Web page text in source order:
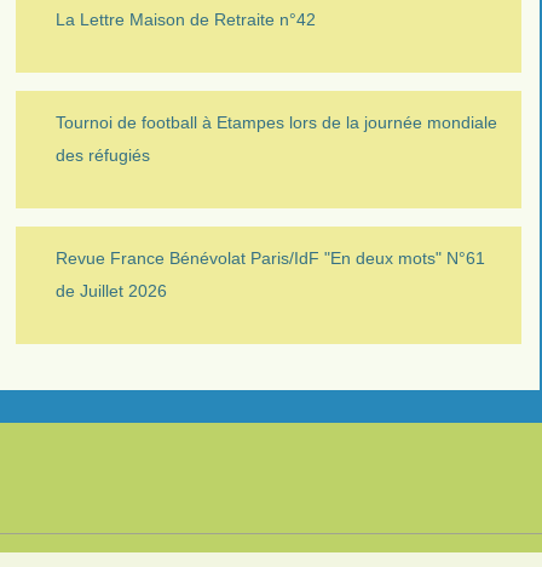
La Lettre Maison de Retraite n°42
Tournoi de football à Etampes lors de la journée mondiale
des réfugiés
Revue France Bénévolat Paris/IdF "En deux mots" N°61
de Juillet 2026